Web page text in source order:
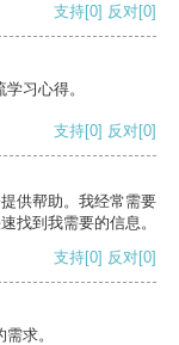
支持[0] 反对[0]
习心得。
支持[0] 反对[0]
供帮助。我经常需要
找到我需要的信息。
支持[0] 反对[0]
求。